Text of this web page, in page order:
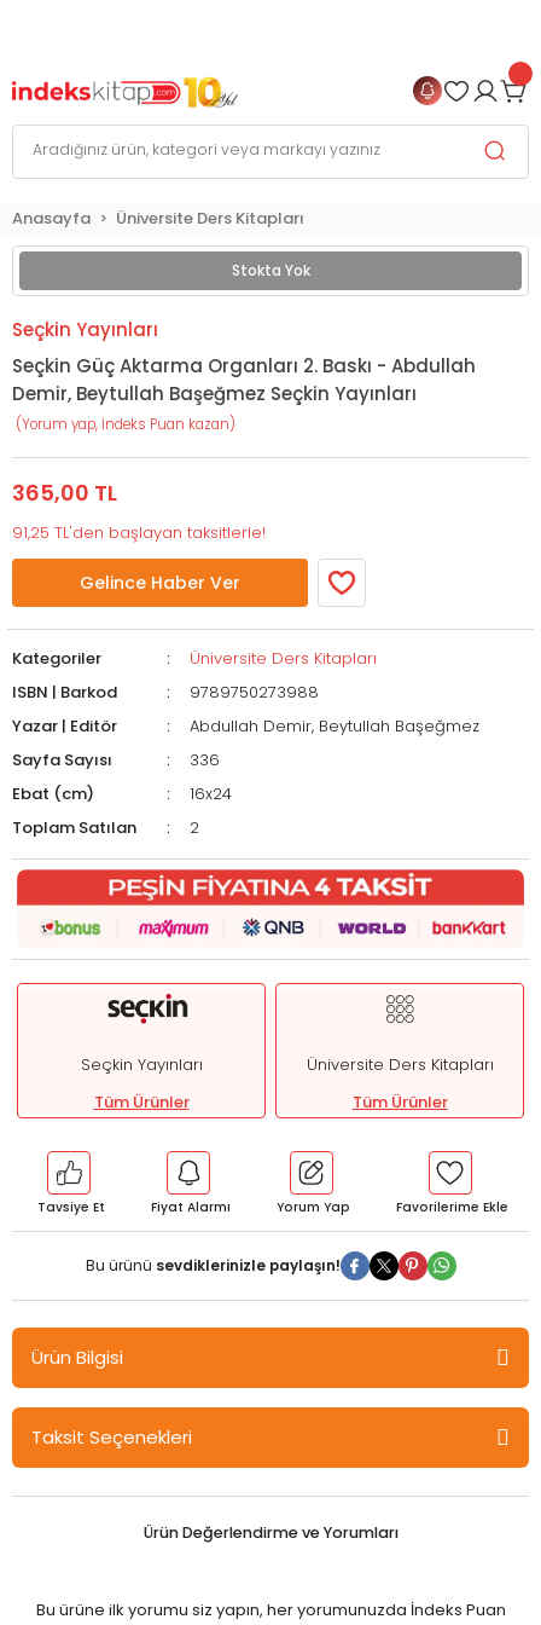
Anasayfa Üniversite Ders Kitapları
Stokta Yok
Seçkin Yayınları
Seçkin Güç Aktarma Organları 2. Baskı - Abdullah
Demir, Beytullah Başeğmez Seçkin Yayınları
(Yorum yap, İndeks Puan kazan)
365,00 TL
91,25 TL'den başlayan taksitlerle!
Gelince Haber Ver
Kategoriler
Üniversite Ders Kitapları
ISBN | Barkod
9789750273988
Yazar | Editör
Abdullah Demir, Beytullah Başeğmez
Sayfa Sayısı
336
Ebat (cm)
16x24
Toplam Satılan
2
Seçkin Yayınları
Tüm Ürünler
Üniversite Ders Kitapları
Tüm Ürünler
Tavsiye Et Fiyat Alarmı Yorum Yap
Bu ürünü sevdiklerinizle paylaşın!
Ürün Bilgisi
Seçkin Güç Aktarma Organları 2. Baskı - Abdullah Demir,
Beytullah Başeğmez Seçkin Yayınları
"Güç Aktarma Organları" ile ilgili temel eser olacak şekilde
Kitabın içeriği, "Güç Aktarma Organları" dersini gören tüm
Taksit Seçenekleri
Ürün Değerlendirme ve Yorumları
Bu ürüne ilk yorumu siz yapın, her yorumunuzda İndeks Puan